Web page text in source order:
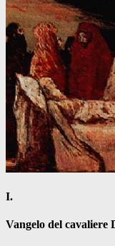
I.
Vangelo del cavaliere